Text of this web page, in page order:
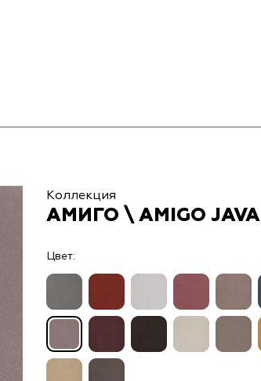
Коллекция
АМИГО \ AMIGO JAVA
Цвет: